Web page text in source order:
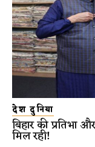
देश दुनिया
बिहार की प्रतिभा
मिल रही!